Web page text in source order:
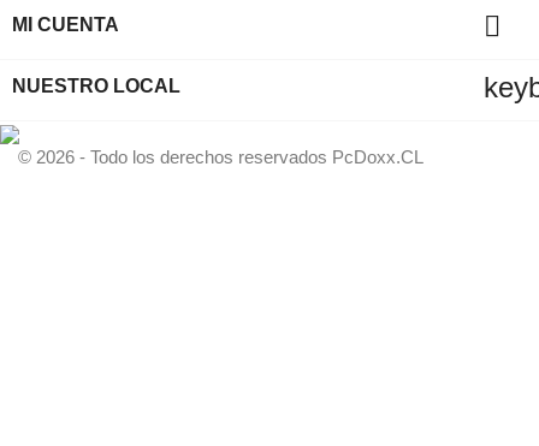
MI CUENTA 
NUESTRO LOCAL
© 2026 - Todo los derechos reservados PcDoxx.CL